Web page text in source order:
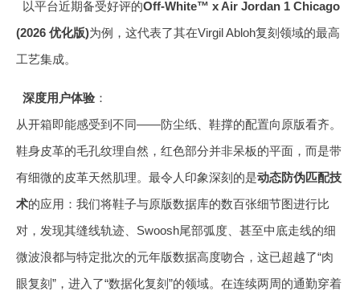
以平台近期备受好评的Off-White™ x Air Jordan 1 Chicago
(2026 优化版)为例，这代表了其在Virgil Abloh复刻领域的最高
工艺集成。
深度用户体验：
从开箱即能感受到不同——防尘纸、鞋撑的配置向原版看齐。
鞋身皮革的毛孔纹理自然，红色部分并非呆板的平面，而是带
有细微的皮革天然肌理。最令人印象深刻的是动态防伪匹配技
术的应用：我们将鞋子与原版数据库的数百张细节图进行比
对，发现其缝线轨迹、Swoosh尾部弧度、甚至中底走线的细
微波浪都与特定批次的元年版数据高度吻合，这已超越了“肉
眼复刻”，进入了“数据化复刻”的领域。在连续两周的通勤穿着